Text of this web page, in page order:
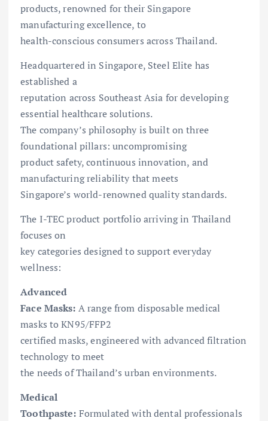
products, renowned for their Singapore
manufacturing excellence, to
health-conscious consumers across Thailand.
Headquartered in Singapore, Steel Elite has
established a
reputation across Southeast Asia for developing
essential healthcare solutions.
The company’s philosophy is built on three
foundational pillars: uncompromising
product safety, continuous innovation, and
manufacturing reliability that meets
Singapore’s world-renowned quality standards.
The I-TEC product portfolio arriving in Thailand
focuses on
key categories designed to support everyday
wellness:
Advanced
Face Masks: A range from disposable medical
masks to KN95/FFP2
certified masks, engineered with advanced filtration
technology to meet
the needs of Thailand’s urban environments.
Medical
Toothpaste: Formulated with dental professionals